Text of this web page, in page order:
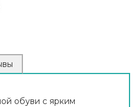
обуви с ярким